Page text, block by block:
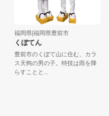
福岡県|福岡県豊前市
くぼてん
豊前市のくぼて山に住む、カラ
ス天狗の男の子。特技は雨を降
らすことと...